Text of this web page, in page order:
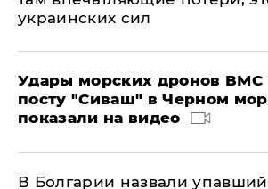
украинских сил
Удары морских дронов ВМС
посту "Сиваш" в Черном
показали на видео
В Болгарии назвали